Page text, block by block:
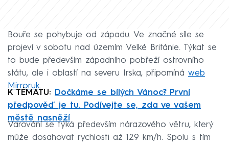
Bouře se pohybuje od západu. Ve značné síle se
projeví v sobotu nad územím Velké Británie. Týkat se
to bude především západního pobřeží ostrovního
státu, ale i oblastí na severu Irska, připomíná web
Mirror.uk.
K TÉMATU: Dočkáme se bílých Vánoc? První
předpověď je tu. Podívejte se, zda ve vašem
městě nasněží
Varování se týká především nárazového větru, který
může dosahovat rychlosti až 129 km/h. Spolu s tím